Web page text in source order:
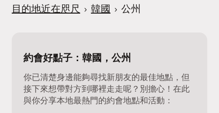
目的地近在咫尺 › 韓國 › 公州
約會好點子：韓國，公州
你已清楚身邊能夠尋找新朋友的最佳地點，但
接下來想帶對方到哪裡走走呢？別擔心！在此
與你分享本地最熱門的約會地點和活動：